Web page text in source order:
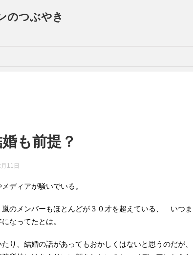
のつぶやき
婚も前提？
11日
ディアが騒いでいる。
のメンバーもほとんどが３０才を超えている、 いつま
なってたとは。
り、結婚の話があってもおかしくはないと思うのだが、